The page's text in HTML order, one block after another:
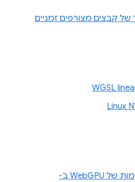
של קבצים מצורפים זמניים
תמיכה במצב תאימות של WebGPU ב-